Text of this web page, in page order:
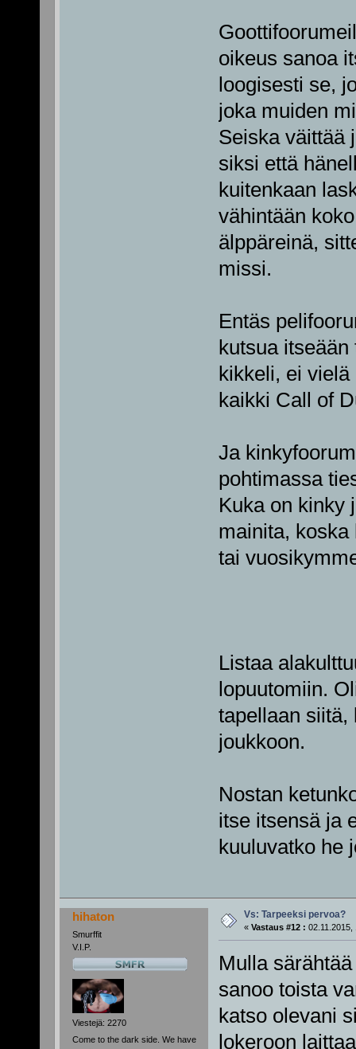
oikeus sanoa
loogisesti se,
joka muiden
Seiska väittää
siksi että
kuitenkaan
vähintään
älppäreinä,
missi.
Entäs
kutsua
kikkeli, ei
kaikki Call of
Ja
pohtimassa
Kuka on kinky
mainita, koska
tai
Listaa
lopuutomiin.
tapellaan siitä,
joukkoon.
Nostan
itse itsensä ja
kuuluvatko he
hihaton
Smurffit
V.I.P.
Viestejä: 2270
Come to the dark side. We have
Vs: Tarpeeksi pervoa?
« Vastaus #12 : 02.11.2015,
Mulla
sanoo toista
katso olevani
lokeroon